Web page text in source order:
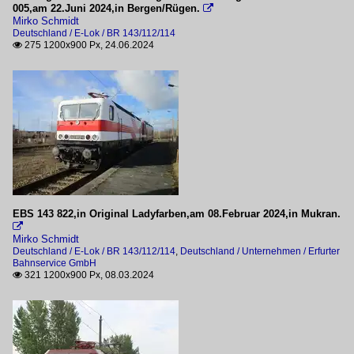
005,am 22.Juni 2024,in Bergen/Rügen. 
Mirko Schmidt
Deutschland / E-Lok / BR 143/112/114
 275 1200x900 Px, 24.06.2024
EBS 143 822,in Original Ladyfarben,am 08.Februar 2024,in Mukran.

Mirko Schmidt
Deutschland / E-Lok / BR 143/112/114, Deutschland / Unternehmen / Erfurter
Bahnservice GmbH
 321 1200x900 Px, 08.03.2024